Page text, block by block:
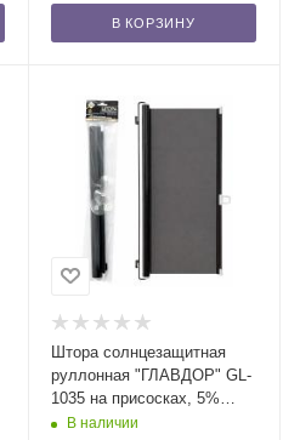
В КОРЗИНУ
Штора солнцезащитная
руллонная "ГЛАВДОР" GL-
1035 на присосках, 5%
(58х130 см)/50
В наличии